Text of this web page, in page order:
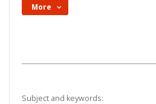
More
Subject and keywords: